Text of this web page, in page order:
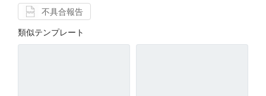
不具合報告
類似テンプレート